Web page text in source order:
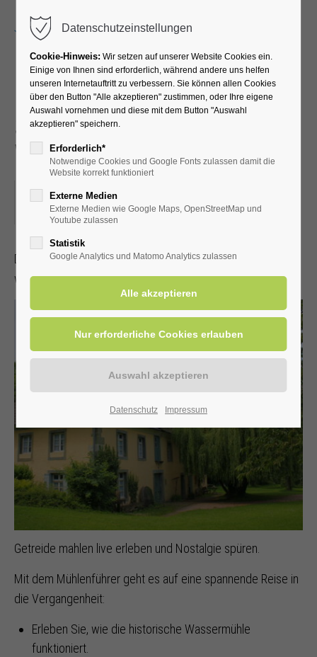
Führung durch die
Schäferkämper
Wassermühle
18.07.2026, 14:30
ORT: SCHÄFERKÄMPER WASSERMÜHLE
Dieser Termin hatte sich jede Woche bis zum 18.07.2026
wiederholt. bis zum 18.07.2026.
Getreide mahlen live erleben und Nostalgie spüren.
Mit dem Mühlenführer geht es auf eine spannende Reise in
die Vergangenheit:
Erleben Sie, wie die historische Wassermühle
funktioniert.
Datenschutzeinstellungen
Cookie-Hinweis: Wir setzen auf unserer Website Cookies ein.
Einige von Ihnen sind erforderlich, während andere uns helfen
unseren Internetauftritt zu verbessern. Sie können allen Cookies
über den Button "Alle akzeptieren" zustimmen, oder Ihre eigene
Auswahl vornehmen und diese mit dem Button "Auswahl
akzeptieren" speichern.
Erforderlich*
Notwendige Cookies und Google Fonts zulassen damit die
Website korrekt funktioniert
Externe Medien
Externe Medien wie Google Maps, OpenStreetMap und
Youtube zulassen
Statistik
Google Analytics und Matomo Analytics zulassen
Datenschutz Impressum